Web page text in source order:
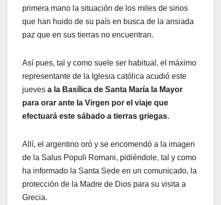
primera mano la situación de los miles de sirios
que han huido de su país en busca de la ansiada
paz que en sus tierras no encuentran.
Así pues, tal y como suele ser habitual, el máximo
representante de la Iglesia católica acudió este
jueves a la Basílica de Santa María la Mayor
para orar ante la Virgen por el viaje que
efectuará este sábado a tierras griegas.
Allí, el argentino oró y se encomendó a la imagen
de la Salus Populi Romani, pidiéndole, tal y como
ha informado la Santa Sede en un comunicado, la
protección de la Madre de Dios para su visita a
Grecia.